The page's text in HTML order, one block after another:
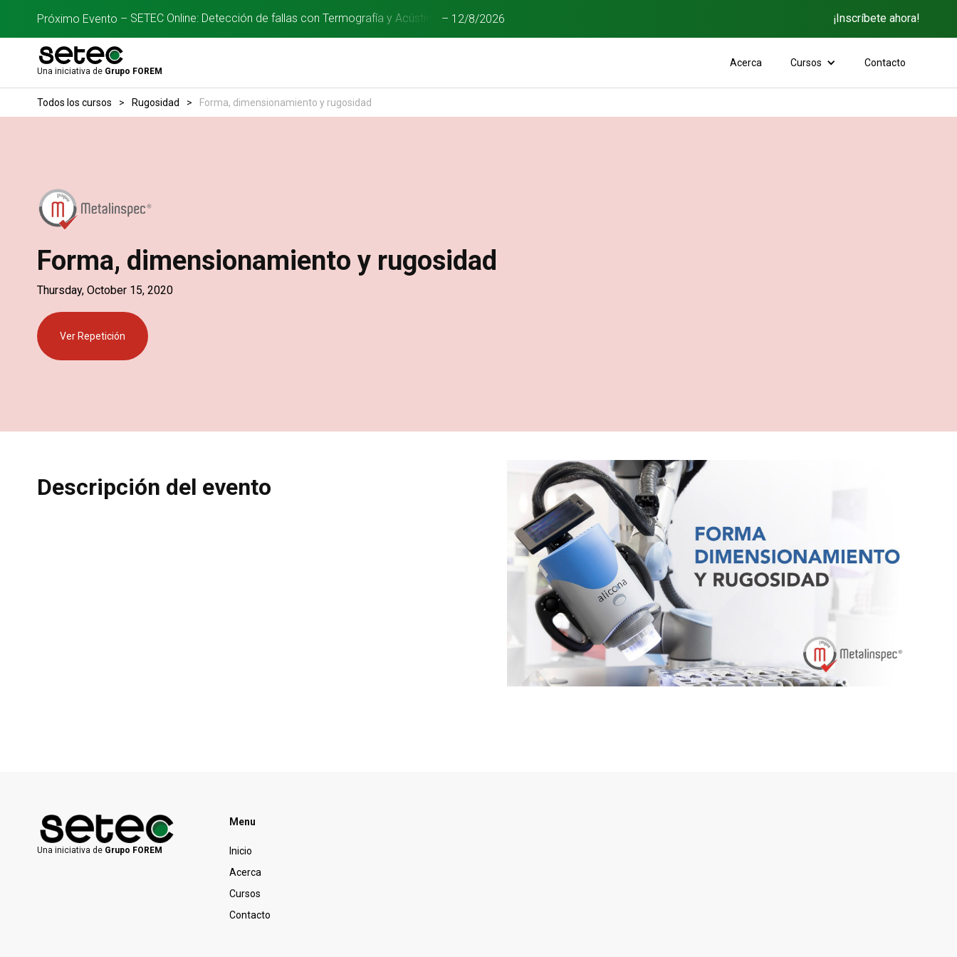
Próximo Evento – SETEC Online: Detección de fallas con Termografía y Acústica – 12/8/2026 ¡Inscríbete ahora!
Una iniciativa de Grupo FOREM
Acerca Cursos Contacto
Todos los cursos > Rugosidad > Forma, dimensionamiento y rugosidad
Forma, dimensionamiento y rugosidad
Thursday, October 15, 2020
Ver Repetición
Descripción del evento
Una iniciativa de Grupo FOREM
Menu
Inicio
Acerca
Cursos
Contacto